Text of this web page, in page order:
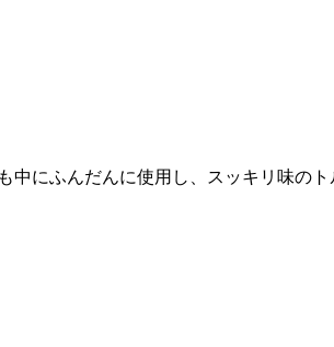
にふんだんに使用し、スッキリ味のト